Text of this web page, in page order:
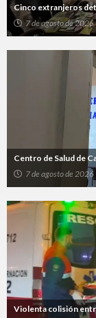
Cinco extranjeros
7 de agosto de 2026
Centro de Salud de
7 de agosto de 2026
Violenta colisión